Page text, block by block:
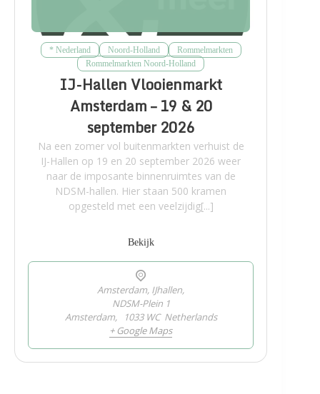
* Nederland Noord-Holland
Rommelmarkten
Rommelmarkten Noord-Holland
IJ-Hallen Vlooienmarkt
Amsterdam – 19 & 20
september 2026
Na een zomer vol buitenmarkten verhuist de
IJ-Hallen op 19 en 20 september 2026 weer
naar de imposante binnenruimtes van de
NDSM-hallen. Hier staan 500 kramen
opgesteld met een veelzijdig[...]
Bekijk
Amsterdam, IJhallen,
NDSM-Plein 1
Amsterdam, 1033 WC Netherlands
+ Google Maps